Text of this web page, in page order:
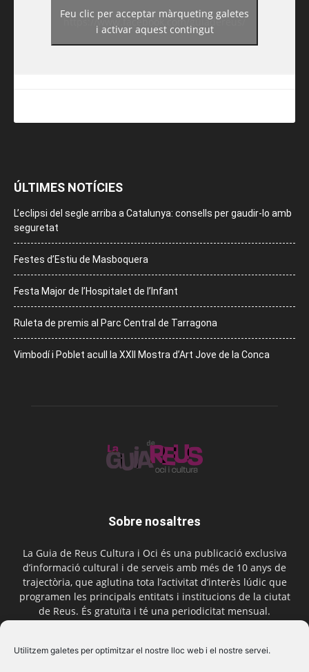
Utilitzem galetes per optimitzar el nostre lloc web i el nostre servei.
https://www.facebook.com/guiadereus/
Feu clic per acceptar màrqueting galetes
i activar aquest contingut
ÚLTIMES NOTÍCIES
L’eclipsi del segle arriba a Catalunya: consells per gaudir-lo amb
seguretat
Festes d’Estiu de Masboquera
Festa Major de l’Hospitalet de l’Infant
Ruleta de premis al Parc Central de Tarragona
Vimbodí i Poblet acull la XXII Mostra d’Art Jove de la Conca
Sobre nosaltres
La Guia de Reus Cultura i Oci és una publicació exclusiva
d’informació cultural i de serveis amb més de 10 anys de
trajectòria, que aglutina tota l’activitat d’interès lúdic que
programen les principals entitats i institucions de la ciutat
de Reus. És gratuïta i té una periodicitat mensual.